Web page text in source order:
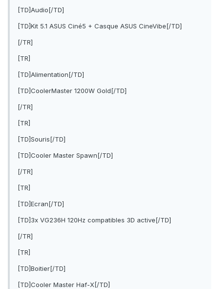
[TD]Audio[/TD]
[TD]Kit 5.1 ASUS Ciné5 + Casque ASUS CineVibe[/TD]
[/TR]
[TR]
[TD]Alimentation[/TD]
[TD]CoolerMaster 1200W Gold[/TD]
[/TR]
[TR]
[TD]Souris[/TD]
[TD]Cooler Master Spawn[/TD]
[/TR]
[TR]
[TD]Ecran[/TD]
[TD]3x VG236H 120Hz compatibles 3D active[/TD]
[/TR]
[TR]
[TD]Boitier[/TD]
[TD]Cooler Master Haf-X[/TD]